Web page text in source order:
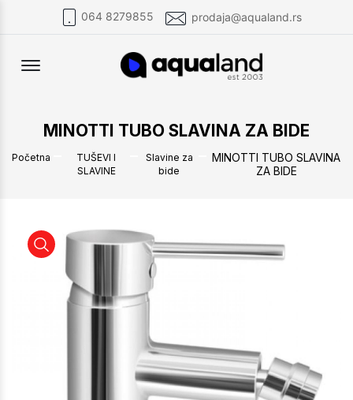
064 8279855 prodaja@aqualand.rs
Offcanvas Menu Open
MINOTTI TUBO SLAVINA ZA BIDE
Početna
TUŠEVI I
SLAVINE
Slavine za
bide
MINOTTI TUBO SLAVINA
ZA BIDE
MINOTTI TUBO SLAVINA ZA BIDE